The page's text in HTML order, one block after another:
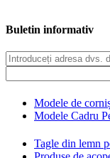
Buletin informativ
Modele de
Modele Cadru
Tagle din lemn